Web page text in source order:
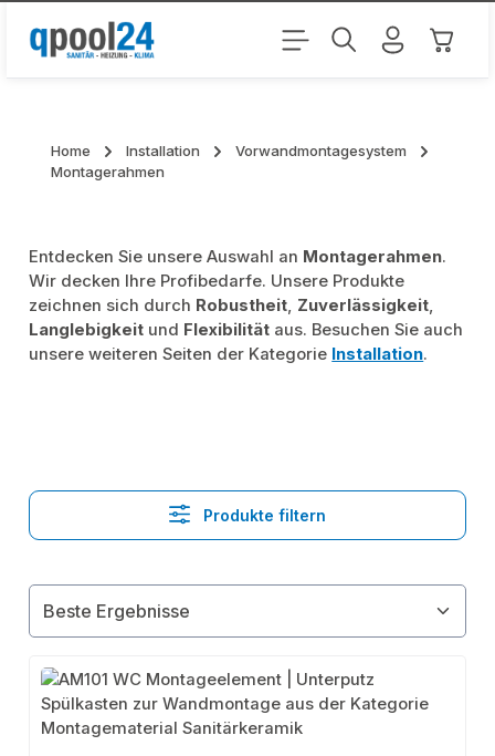
Zum Hauptinhalt springen
Home Installation
Vorwandmontagesystem
Montagerahmen
Entdecken Sie unsere Auswahl an Montagerahmen.
Wir decken Ihre Profibedarfe. Unsere Produkte
zeichnen sich durch Robustheit, Zuverlässigkeit,
Langlebigkeit und Flexibilität aus. Besuchen Sie auch
unsere weiteren Seiten der Kategorie Installation.
Produkte filtern